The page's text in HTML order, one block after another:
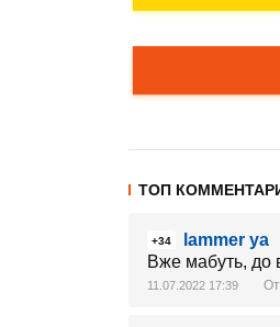
ТОП
+34
lammer ya
Вже мабуть, до
11.07.2022 17:39